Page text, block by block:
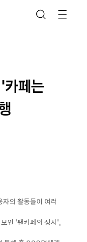
카페는
의 활동들이 여러
인 ‘팬카페의 성지’,